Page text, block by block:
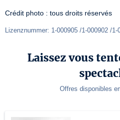
Crédit photo : tous droits réservés
Lizenznummer: 1-000905 /1-000902 /
Laissez vous
Offres disponibles